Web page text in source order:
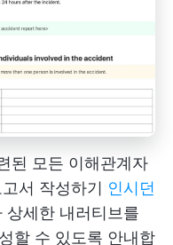
된 모든 이해관계자
서 작성하기 인시던
상세한 내러티브를
할 수 있도록 안내합